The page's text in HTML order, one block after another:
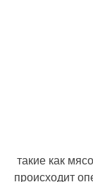
происходит